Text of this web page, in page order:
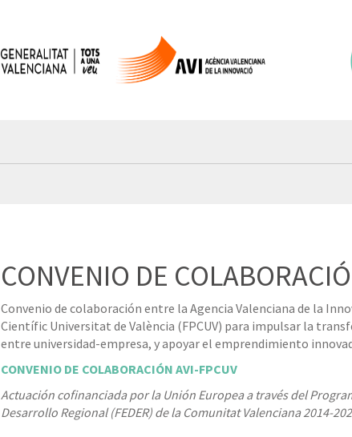
CONVENIO DE
Convenio de colaboración entre la Agencia Valenciana de la
Científic Universitat de València (FPCUV) para impulsar la
entre universidad-empresa, y apoyar el emprendimiento
CONVENIO DE COLABORACIÓN AVI-FPCUV
Actuación cofinanciada por la Unión Europea a través del
Desarrollo Regional (FEDER) de la Comunitat Valenciana 2014-